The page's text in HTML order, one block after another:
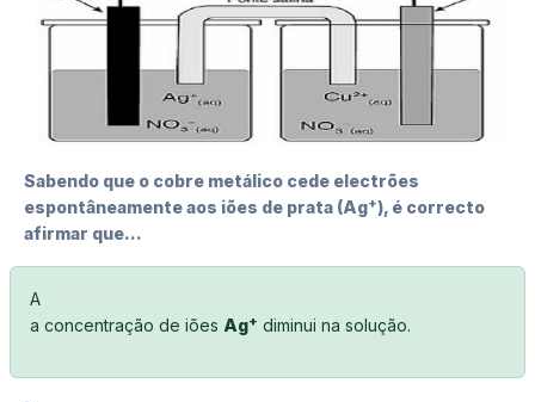
Sabendo que o cobre metálico cede electrões
espontâneamente aos iões de prata (Ag+), é correcto
afirmar que...
A
a concentração de iões Ag+ diminui na solução.